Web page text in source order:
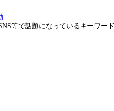
等で話題になっているキーワー